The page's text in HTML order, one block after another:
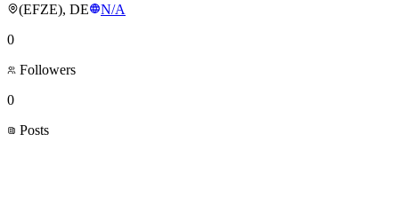
(EFZE), DE
N/A
0
Followers
0
Posts